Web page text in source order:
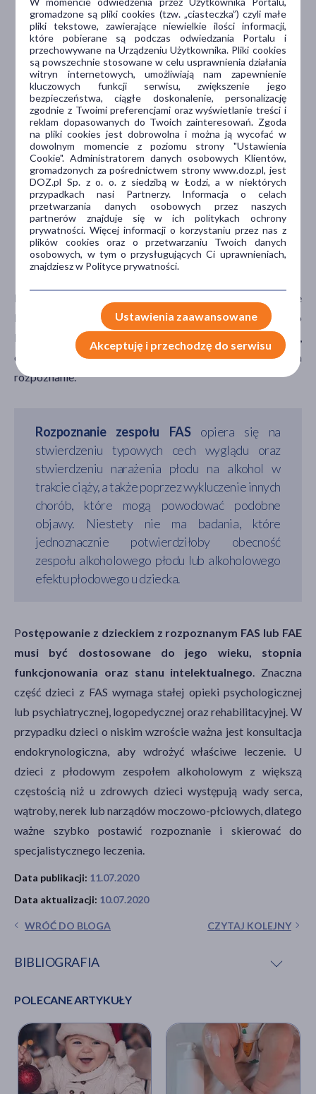
DOZ Product, Dozia, żelki z wit.C i
D o smaku owocowym, 100 g
żelki, obniżona odporność, niedobór
witamin
7,99zł
Do koszyka
Multi-Sanostol,
multiwitamina, wapń,
witamin, brak apetytu
19,39zł
Do
Rozpoznanie i leczenie FAS
Dziecko, u którego stwierdza się upośledzenie umysłowe
lub towarzyszące dysmorfie, zazwyczaj jest kierowane do
lekarza genetyka, który na podstawie wywiadu rodzinnego,
objawów i wyników badań dodatkowych stawia
rozpoznanie.
Rozpoznanie zespołu FASopiera się na
stwierdzeniu typowych cech wyglądu oraz
stwierdzeniu narażenia płodu na alkohol w
trakcie ciąży, a także poprzez wykluczenie innych
chorób, które mogą powodować podobne
objawy. Niestety nie ma badania, które
jednoznacznie potwierdziłoby obecność
zespołu alkoholowego płodu lub alkoholowego
efektu płodowego u dziecka.
Postępowanie z dzieckiem z rozpoznanym FAS lub FAE
musi być dostosowane do jego wieku, stopnia
funkcjonowania oraz stanu intelektualnego . Znaczna
część dzieci z FAS wymaga stałej opieki psychologicznej
lub psychiatrycznej, logopedycznej oraz rehabilitacyjnej. W
przypadku dzieci o niskim wzroście ważna jest konsultacja
endokrynologiczna, aby wdrożyć właściwe leczenie. U
dzieci z płodowym zespołem alkoholowym z większą
częstością niż u zdrowych dzieci występują wady serca,
wątroby, nerek lub narządów moczowo-płciowych, dlatego
ważne szybko postawić rozpoznanie i skierować do
specjalistycznego leczenia.
Data publikacji: 11.07.2020
Data aktualizacji: 10.07.2020
WRÓĆ DO BLOGA CZYTAJ KOLEJNY
BIBLIOGRAFIA
disorders in pregnancy
, “Harv Rev Psychiatry”, nr 2
2015.
M. Behnke, V. S. Smith, Prenatal Substance Abuse:
Short- and Long-term Effect on the Exposed Fetus
„Pediatrics”, nr 3 2013.
POLECANE ARTYKUŁY
gromadzone są pliki cookies (tzw. „ciasteczka”) czyli małe
pliki tekstowe, zawierające niewielkie ilości informacji,
które pobierane są podczas odwiedzania Portalu i
przechowywane na Urządzeniu Użytkownika. Pliki cookies
są powszechnie stosowane w celu usprawnienia działania
witryn internetowych, umożliwiają nam zapewnienie
kluczowych funkcji serwisu, zwiększenie jego
bezpieczeństwa, ciągłe doskonalenie, personalizację
zgodnie z Twoimi preferencjami oraz wyświetlanie treści i
reklam dopasowanych do Twoich zainteresowań. Zgoda
na pliki cookies jest dobrowolna i można ją wycofać w
dowolnym momencie z poziomu strony "Ustawienia
Cookie". Administratorem danych osobowych Klientów,
gromadzonych za pośrednictwem strony www.doz.pl, jest
DOZ.pl Sp. z o. o. z siedzibą w Łodzi, a w niektórych
przypadkach nasi Partnerzy. Informacja o celach
przetwarzania danych osobowych przez naszych
partnerów znajduje się w ich politykach ochrony
prywatności. Więcej informacji o korzystaniu przez nas z
plików cookies oraz o przetwarzaniu Twoich danych
osobowych, w tym o przysługujących Ci uprawnieniach,
znajdziesz w Polityce prywatności.
Ustawienia zaawansowane
Akceptuję i przechodzę do serwisu